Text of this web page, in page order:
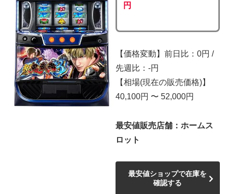
円
【価格変動】前日比：0円 /
先週比：-円
【相場(現在の販売価格)】
40,100円 〜 52,000円
最安値販売店舗：ホームス
ロット
最安値ショップで在庫を
確認する